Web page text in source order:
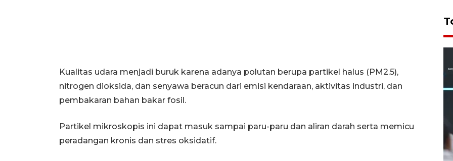
Kualitas udara menjadi buruk karena adanya polutan berupa partikel halus (PM2.5),
nitrogen dioksida, dan senyawa beracun dari emisi kendaraan, aktivitas industri, dan
pembakaran bahan bakar fosil.
Partikel mikroskopis ini dapat masuk sampai paru-paru dan aliran darah serta memicu
peradangan kronis dan stres oksidatif.